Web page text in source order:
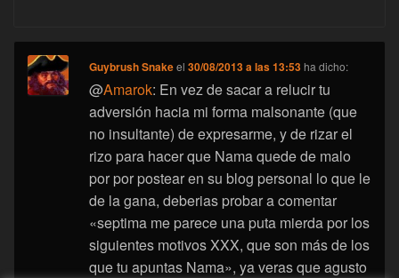
Guybrush Snakeel30/08/2013 a las 13:53 ha dicho:
@Amarok: En vez de sacar a relucir tu
adversión hacia mi forma malsonante (que
no insultante) de expresarme, y de rizar el
rizo para hacer que Nama quede de malo
por por postear en su blog personal lo que le
de la gana, deberias probar a comentar
«septima me parece una puta mierda por los
siguientes motivos XXX, que son más de los
que tu apuntas Nama», ya veras que agusto